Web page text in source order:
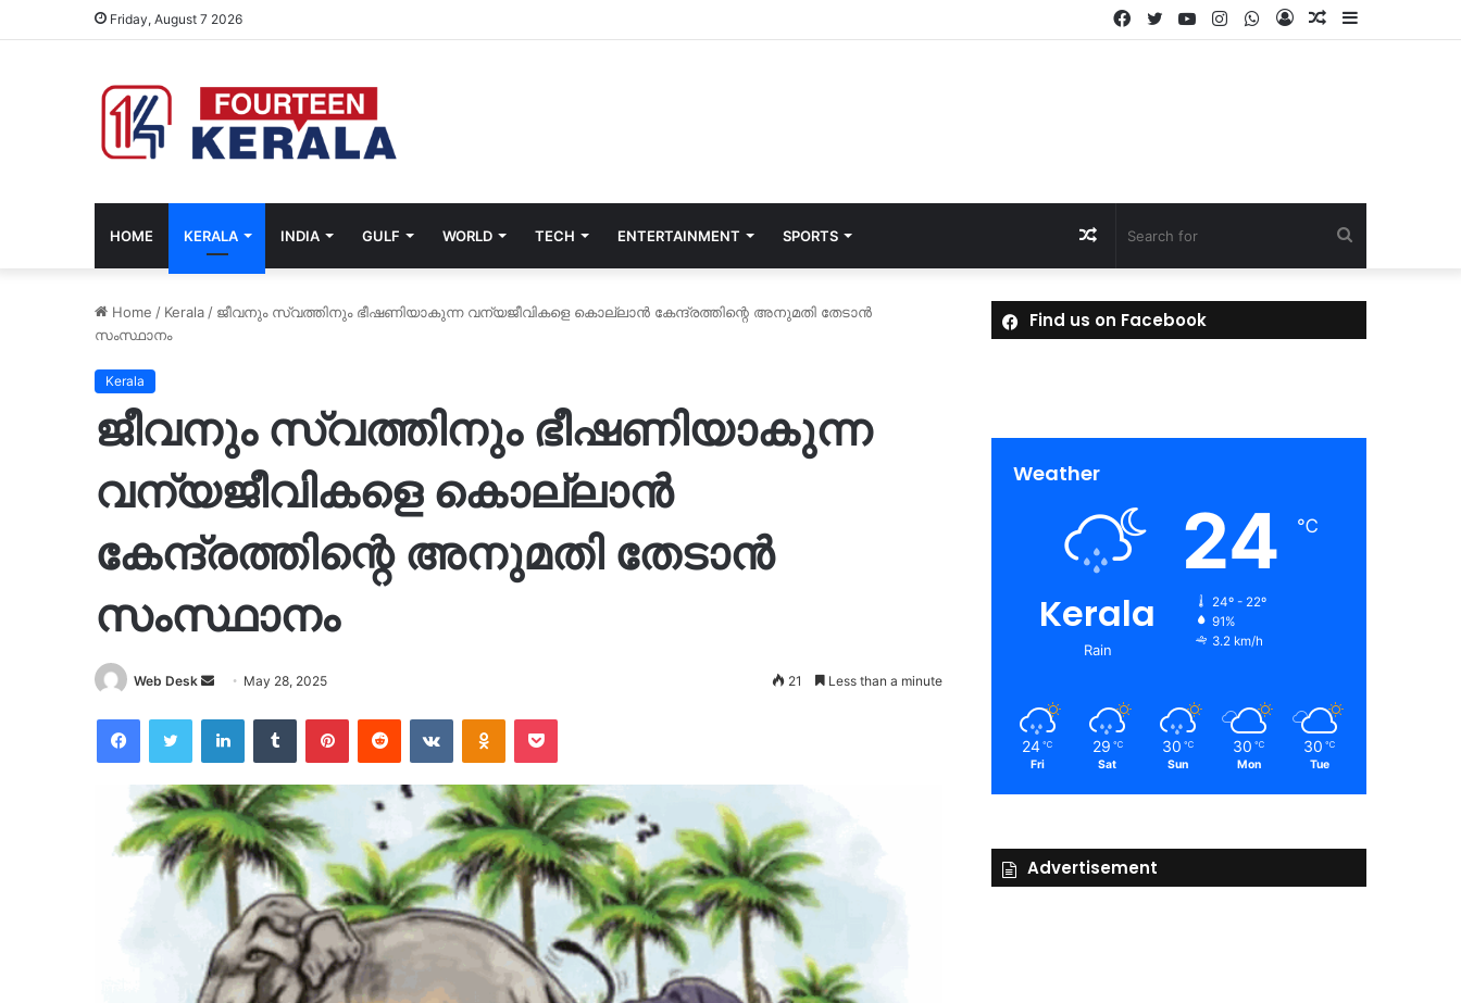
Friday, August 7 2026 Sidebar
Random
Log
WhatsApp
Instagram
YouTube
Twitter
Facebook
HOME KERALA INDIA GULF WORLD TECH ENTERTAINMENT SPORTS
for
Random
Article
Home / Kerala / ജീവനും സ്വത്തിനും ഭീഷണിയാകുന്ന വന്യജീവികളെ കൊല്ലാന്‍ കേന്ദ്രത്തിന്റെ അനുമതി തേടാന്‍
സംസ്ഥാനം
Kerala
ജീവനും സ്വത്തിനും ഭീഷണിയാകുന്ന
വന്യജീവികളെ കൊല്ലാന്‍
കേന്ദ്രത്തിന്റെ അനുമതി തേടാന്‍
സംസ്ഥാനം
Web Desk
Send
email
May 28, 2025 21 Less than a minute
FacebookTwitter LinkedInTumblr PinterestReddit VKontakteOdnoklassniki
Pocket
Find us on Facebook
Weather
Kerala
Rain
24 ℃
24º - 22º
91%
3.2 km/h
24 ℃
Fri
29 ℃
Sat
30 ℃
Sun
30 ℃
Mon
30 ℃
Tue
Advertisement